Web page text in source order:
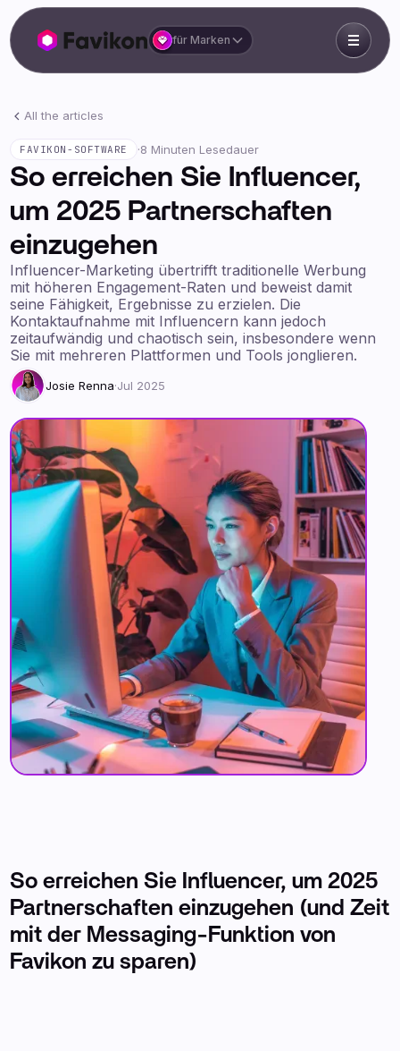
für Marken
All the articles
FAVIKON-SOFTWARE ·8 Minuten Lesedauer
So erreichen Sie Influencer,
um 2025 Partnerschaften
einzugehen
Influencer-Marketing übertrifft traditionelle Werbung
mit höheren Engagement-Raten und beweist damit
seine Fähigkeit, Ergebnisse zu erzielen. Die
Kontaktaufnahme mit Influencern kann jedoch
zeitaufwändig und chaotisch sein, insbesondere wenn
Sie mit mehreren Plattformen und Tools jonglieren.
Josie Renna·Jul 2025
So erreichen Sie Influencer, um 2025
Partnerschaften einzugehen (und Zeit
mit der Messaging-Funktion von
Favikon zu sparen)